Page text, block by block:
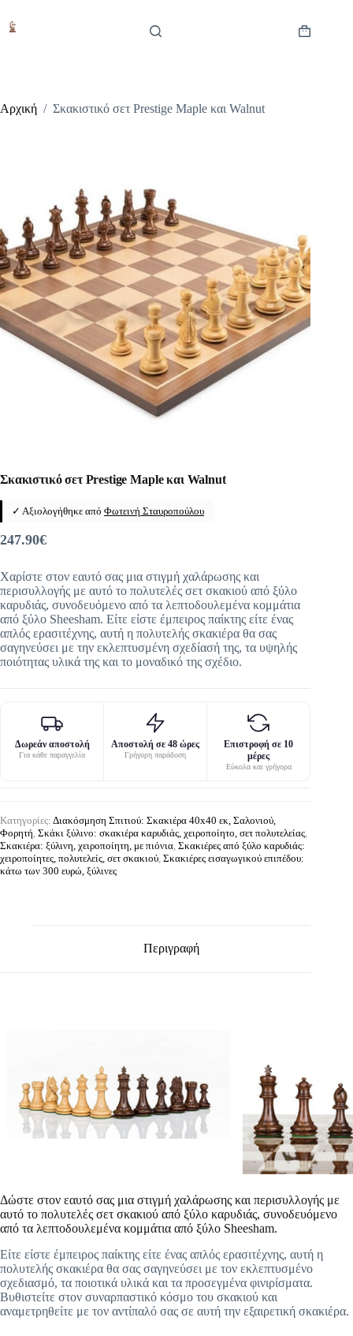
στο
περιεχόμενο
Καλάθι
Αρχική / Σκακιστικό σετ Prestige Maple και Walnut
Σκακιστικό σετ Prestige Maple και Walnut
✓ Αξιολογήθηκε από Φωτεινή Σταυροπούλου
247.90€
Χαρίστε στον εαυτό σας μια στιγμή χαλάρωσης και
περισυλλογής με αυτό το πολυτελές σετ σκακιού από ξύλο
καρυδιάς, συνοδευόμενο από τα λεπτοδουλεμένα κομμάτια
από ξύλο Sheesham. Είτε είστε έμπειρος παίκτης είτε ένας
απλός ερασιτέχνης, αυτή η πολυτελής σκακιέρα θα σας
σαγηνεύσει με την εκλεπτυσμένη σχεδίασή της, τα υψηλής
ποιότητας υλικά της και το μοναδικό της σχέδιο.
Δωρεάν αποστολή
Για κάθε παραγγελία
Αποστολή σε 48 ώρες
Γρήγορη παράδοση
Επιστροφή σε 10
μέρες
Εύκολα και γρήγορα
Κατηγορίες: Διακόσμηση Σπιτιού: Σκακιέρα 40x40 εκ, Σαλονιού,
Φορητή Σκάκι ξύλινο: σκακιέρα καρυδιάς, χειροποίητο, σετ πολυτελείας
Σκακιέρα: ξύλινη, χειροποίητη, με πιόνια Σκακιέρες από ξύλο καρυδιάς:
χειροποίητες, πολυτελείς, σετ σκακιού Σκακιέρες εισαγωγικού επιπέδου:
κάτω των 300 ευρώ, ξύλινες
Περιγραφή
Δώστε στον εαυτό σας μια στιγμή χαλάρωσης και περισυλλογής με
αυτό το πολυτελές σετ σκακιού από ξύλο καρυδιάς, συνοδευόμενο
από τα λεπτοδουλεμένα κομμάτια από ξύλο Sheesham.
Είτε είστε έμπειρος παίκτης είτε ένας απλός ερασιτέχνης, αυτή η
πολυτελής σκακιέρα θα σας σαγηνεύσει με τον εκλεπτυσμένο
σχεδιασμό, τα ποιοτικά υλικά και τα προσεγμένα φινιρίσματα.
Βυθιστείτε στον συναρπαστικό κόσμο του σκακιού και
αναμετρηθείτε με τον αντίπαλό σας σε αυτή την εξαιρετική σκακιέρα.